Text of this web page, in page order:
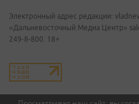
Электронный адрес редакции:
«Дальневосточный Медиа Центр»
249-8-800. 18+